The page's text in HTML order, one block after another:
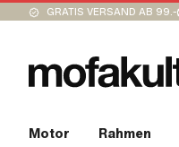
GRATIS VERSAND AB 99.-
Motor Rahmen